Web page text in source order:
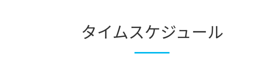
タイムスケジュール